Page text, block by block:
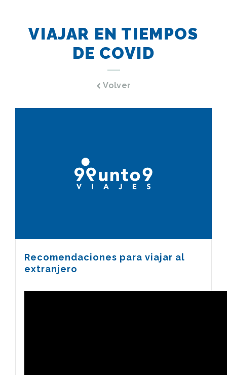
VIAJAR EN TIEMPOS
DE COVID
Volver
Recomendaciones para viajar al
extranjero